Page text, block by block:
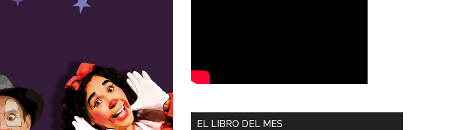
EL LIBRO DEL MES